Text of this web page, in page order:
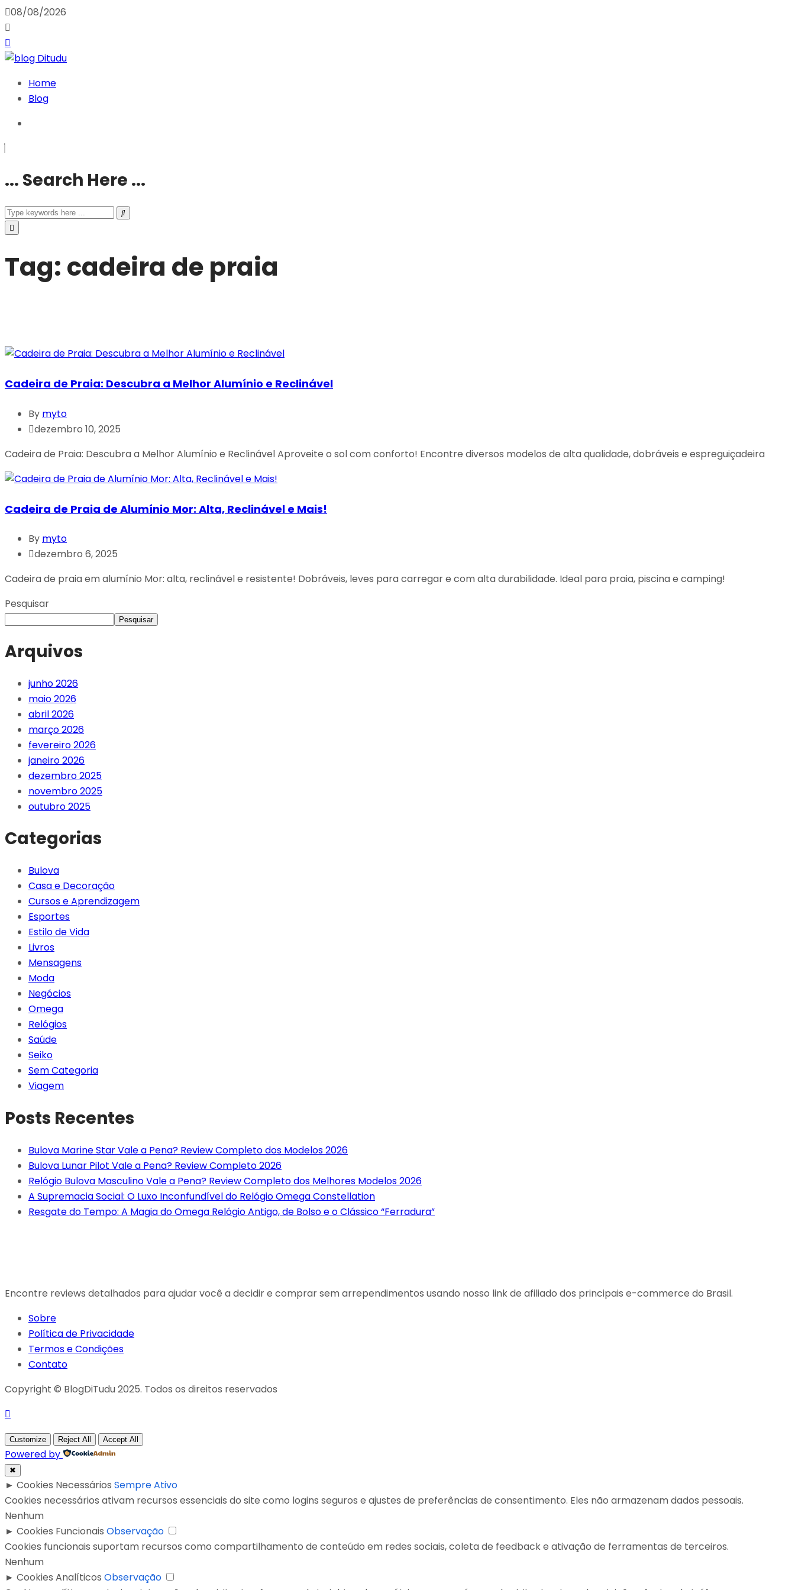
08/08/2026
Home
Blog
... Search Here ...
Tag: cadeira de praia
Cadeira de Praia: Descubra a Melhor Alumínio e Reclinável
By myto
dezembro 10, 2025
Cadeira de Praia: Descubra a Melhor Alumínio e Reclinável Aproveite o sol com conforto! Encontre diversos modelos de alta qualidade, dobráveis e espreguiçadeira
Cadeira de Praia de Alumínio Mor: Alta, Reclinável e Mais!
By myto
dezembro 6, 2025
Cadeira de praia em alumínio Mor: alta, reclinável e resistente! Dobráveis, leves para carregar e com alta durabilidade. Ideal para praia, piscina e camping!
Pesquisar
Pesquisar
Arquivos
junho 2026
maio 2026
abril 2026
março 2026
fevereiro 2026
janeiro 2026
dezembro 2025
novembro 2025
outubro 2025
Categorias
Bulova
Casa e Decoração
Cursos e Aprendizagem
Esportes
Estilo de Vida
Livros
Mensagens
Moda
Negócios
Omega
Relógios
Saúde
Seiko
Sem Categoria
Viagem
Posts Recentes
Bulova Marine Star Vale a Pena? Review Completo dos Modelos 2026
Bulova Lunar Pilot Vale a Pena? Review Completo 2026
Relógio Bulova Masculino Vale a Pena? Review Completo dos Melhores Modelos 2026
A Supremacia Social: O Luxo Inconfundível do Relógio Omega Constellation
Resgate do Tempo: A Magia do Omega Relógio Antigo, de Bolso e o Clássico “Ferradura”
Encontre reviews detalhados para ajudar você a decidir e comprar sem arrependimentos usando nosso link de afiliado dos principais e-commerce do Brasil.
Sobre
Política de Privacidade
Termos e Condições
Contato
Copyright © BlogDiTudu 2025. Todos os direitos reservados
Customize Reject All Accept All
Powered by
✖
► Cookies Necessários Sempre Ativo
Cookies necessários ativam recursos essenciais do site como logins seguros e ajustes de preferências de consentimento. Eles não armazenam dados pessoais.
Nenhum
► Cookies Funcionais Observação
Cookies funcionais suportam recursos como compartilhamento de conteúdo em redes sociais, coleta de feedback e ativação de ferramentas de terceiros.
Nenhum
► Cookies Analíticos Observação